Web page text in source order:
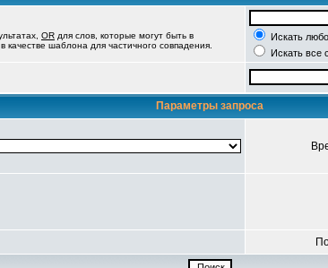
OR для слов, которые могут быть в
качестве шаблона для частичного совпадения.
Искать
Искать все
Параметры запроса